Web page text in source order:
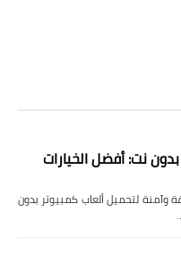
نت: أفضل الخيارات
لتحميل ألعاب كمبيوتر بدون